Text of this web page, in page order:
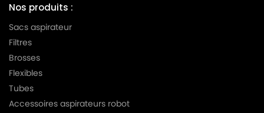
Nos produits :
Sacs aspirateur
Filtres
Brosses
Flexibles
Tubes
Accessoires aspirateurs robot